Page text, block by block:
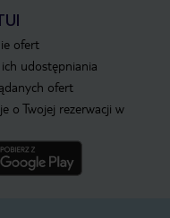
ofert
udostępniania
ofert
o Twojej rezerwacji w